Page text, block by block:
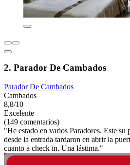
2. Parador De Cambados
Parador De Cambados
Cambados
8,8/10
Excelente
(149 comentarios)
"He estado en varios Paradores. Este su
desde la entrada tardaron en abrir la
cuanto a check in. Una lástima."